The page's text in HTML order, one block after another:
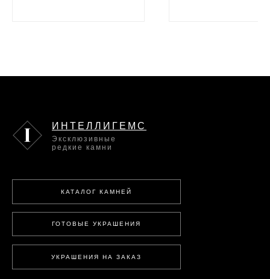
КАТАЛОГ КАМНЕЙ
УКРАШЕНИЯ НА ЗАКАЗ
ГОТОВЫЕ УКРАШЕНИЯ
Эксклюзивные
редкие камни
ИНТЕЛЛИГЕМС